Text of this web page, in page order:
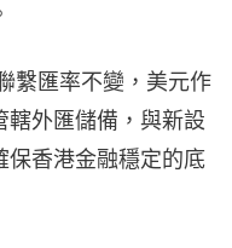
繫匯率不變，美元作
轄外匯儲備，與新設
保香港金融穩定的底